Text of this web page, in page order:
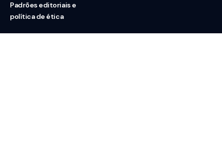
Padrões editoriais e
política de ética